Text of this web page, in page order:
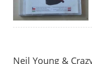
Neil Young &